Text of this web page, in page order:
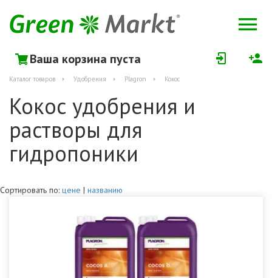
Ваша корзина пуста
Каталог товаров Удобрения Plagron Кокос
Кокос удобрения и
растворы для
гидропоники
Сортировать по: цене | названию